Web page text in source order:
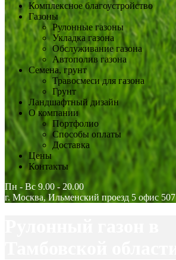
Комплексное благоустройство
Газоны
Рулонные газоны
Укладка газона
Обслуживание газона
Автополив газона
Семена, грунт
Травосмеси для газона
Грунт
Ландшафтный дизайн
О компании
Портфолио
Способы оплаты
Доставка
Цены
Контакты
Пн - Вс 9.00 - 20.00
г. Москва, Ильменский проезд 5 офис 507